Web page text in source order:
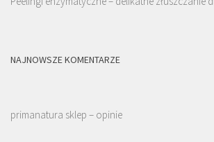
NAJNOWSZE KOMENTARZE
primanatura sklep – opinie